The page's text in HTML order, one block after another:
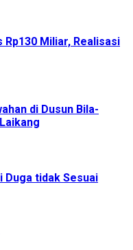
Miliar, Realisasi
di Dusun Bila-
Duga tidak Sesuai